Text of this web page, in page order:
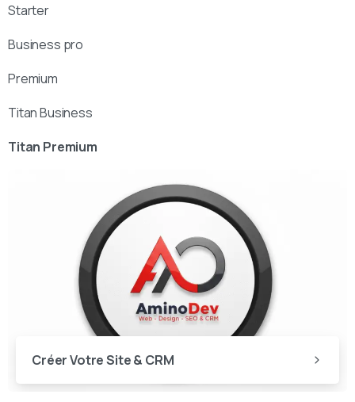
Starter
Business pro
Premium
Titan Business
Titan Premium
Créer Votre Site & CRM